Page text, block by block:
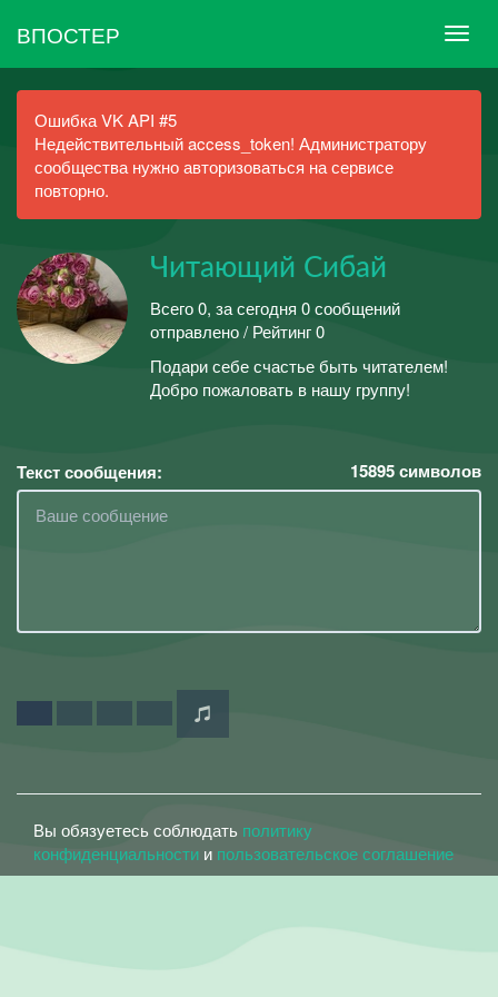
ВПОСТЕР
Ошибка VK API #5
Недействительный access_token! Администратору
сообщества нужно авторизоваться на сервисе
повторно.
Читающий Сибай
Всего 0, за сегодня 0 сообщений
отправлено / Рейтинг 0
Подари себе счастье быть читателем!
Добро пожаловать в нашу группу!
Текст сообщения: 15895символов
Вы обязуетесь соблюдать политику
конфиденциальности и пользовательское соглашение